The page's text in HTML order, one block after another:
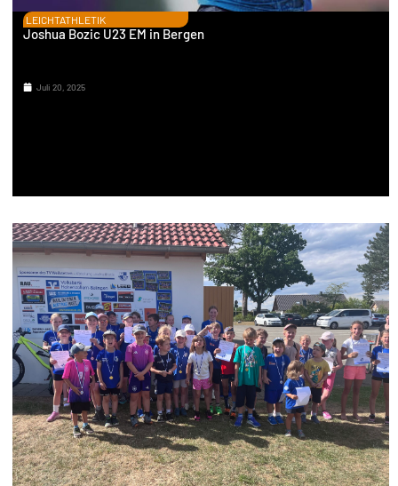
LEICHTATHLETIK
Joshua Bozic U23 EM in Bergen
Juli 20, 2025